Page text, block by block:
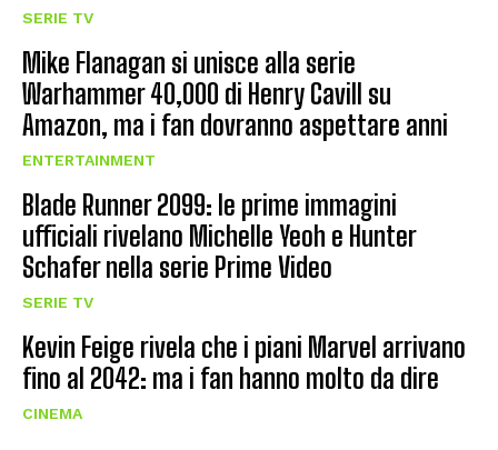
SERIE TV
Mike Flanagan si unisce alla serie
Warhammer 40,000 di Henry Cavill su
Amazon, ma i fan dovranno aspettare anni
ENTERTAINMENT
Blade Runner 2099: le prime immagini
ufficiali rivelano Michelle Yeoh e Hunter
Schafer nella serie Prime Video
SERIE TV
Kevin Feige rivela che i piani Marvel arrivano
fino al 2042: ma i fan hanno molto da dire
CINEMA